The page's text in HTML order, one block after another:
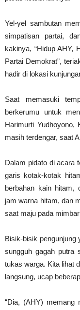
Yel-yel sambutan
simpatisan partai,
kakinya, “Hidup AHY,
Partai Demokrat”,
hadir di lokasi
Saat memasuki
berkerumu untuk
Harimurti Yudhoyono,
masih terdengar, saat
Dalam pidato di acara
garis kotak-kotak
berbahan kain hitam,
jam warna hitam, dan
saat maju pada
Bisik-bisik pengunjung
sungguh gagah putra
tukas warga. Kita lihat
langsung, ucap
“Dia, (AHY) memang